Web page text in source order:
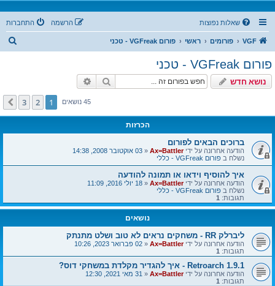
שאלות נפוצות התחברות הרשמה
VGF פורומים ראשי פורום VGFreak - טכני
ח
פורום VGFreak - טכני
נושא חדש חיפוש
45 נושאים 1
2
3 הבא
הכרזות
ברוכים הבאים לפורום
הודעה אחרונה על ידי Ax=Battler
«03 אוקטובר 2008, 14:38
נשלח בפורום VGFreak - כללי
איך להוסיף וידאו או תמונה להודעה
הודעה אחרונה על ידי Ax=Battler
«18 יולי 2016, 11:09
נשלח בפורום VGFreak - כללי
תגובות: 1
נושאים
ליברלק RR - משחקים נראים לא טוב ושלט מתנתק
הודעה אחרונה על ידי Ax=Battler
«02 פברואר 2023, 10:26
תגובות: 1
Retroarch 1.9.1 - איך להגדיר מקלדת במשחקי דוס?
הודעה אחרונה על ידי Ax=Battler
«31 מאי 2021, 12:30
תגובות: 1